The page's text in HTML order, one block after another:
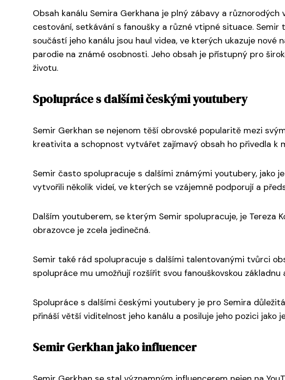
Obsah kanálu Semira Gerkhana je plný zábavy a
cestování, setkávání s fanoušky a různé vtipné situace.
součástí jeho kanálu jsou haul videa, ve kterých ukazuje
parodie na známé osobnosti. Jeho obsah je přístupný pro
životu.
Spolupráce s dalšími českými youtubery
Semir Gerkhan se nejenom těší obrovské popularitě mezi
kreativita a schopnost vytvářet zajímavý obsah ho přivedla k
Semir často spolupracuje s dalšími známými youtubery, jako
vytvořili několik videí, ve kterých se vzájemně podporují a
Dalším youtuberem, se kterým Semir spolupracuje, je Tereza
obrazovce je zcela jedinečná.
Semir také rád spolupracuje s dalšími talentovanými tvůrci
spolupráce mu umožňují rozšířit svou fanouškovskou
Spolupráce s dalšími českými youtubery je pro Semira
přináší větší viditelnost jeho kanálu a posiluje jeho pozici jako
Semir Gerkhan jako influencer